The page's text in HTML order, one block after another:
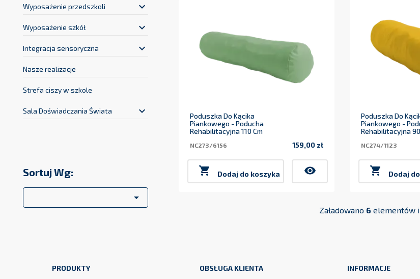
Wyposażenie przedszkoli keyboard_arrow_down
Wyposażenie szkół keyboard_arrow_down
Integracja sensoryczna keyboard_arrow_down
Nasze realizacje
Strefa ciszy w szkole
Sala Doświadczania Świata keyboard_arrow_down
Sortuj Wg:

Poduszka Do Kącika
Piankowego - Poducha
Rehabilitacyjna 110 Cm
NC273/6156 159,00 zł
 Dodaj do koszyka visibility
Poduszka Do
Piankowego -
Rehabilitacyjna
NC274/1123
 Dodaj
Załadowano 6 elementów i
PRODUKTY OBSŁUGA KLIENTA INFORMACJE